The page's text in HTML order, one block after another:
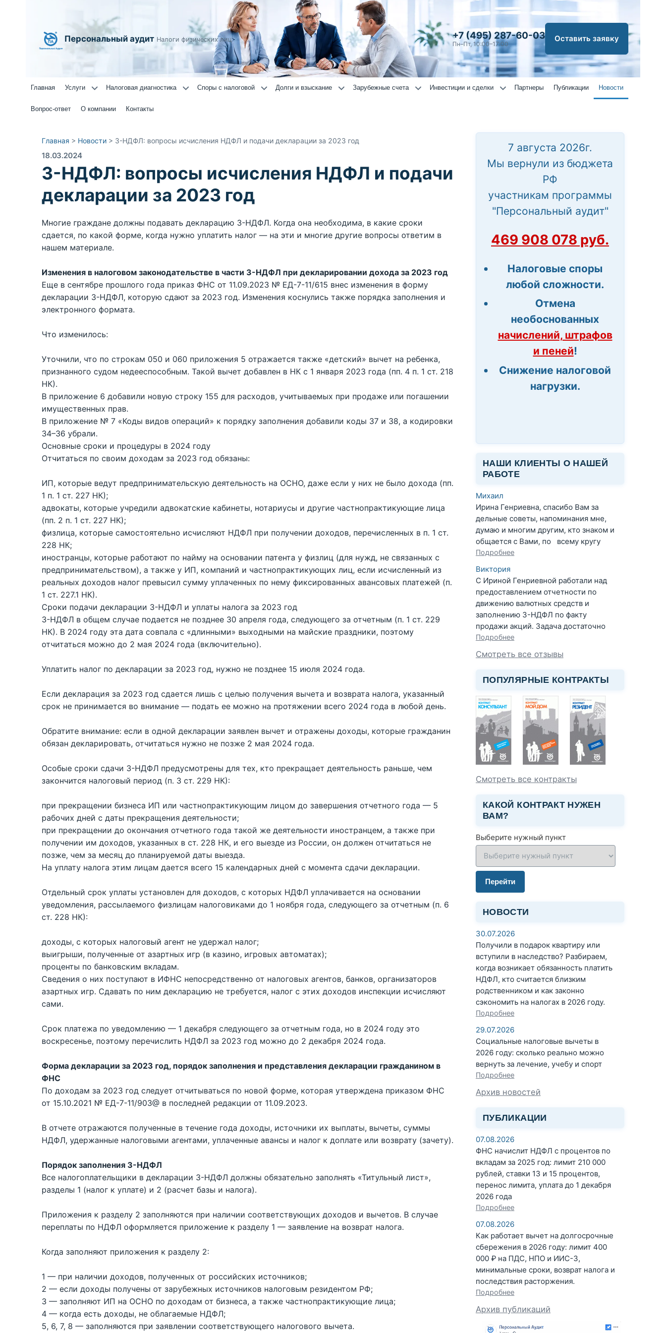
Персональный аудит Налоги физических лиц +7 (495) 287-60-03
Пн–Пт, 10:00–17:00
Оставить заявку
Главная Услуги Налоговая диагностика Споры с налоговой Долги и взыскание Зарубежные счета Инвестиции и сделки Партнеры Публикации Новости
Вопрос-ответ О компании Контакты
Главная > Новости > 3-НДФЛ: вопросы исчисления НДФЛ и подачи декларации за 2023 год
18.03.2024
3-НДФЛ: вопросы исчисления НДФЛ и подачи
декларации за 2023 год
Многие граждане должны подавать декларацию 3-НДФЛ. Когда она необходима, в какие сроки
сдается, по какой форме, когда нужно уплатить налог — на эти и многие другие вопросы ответим в
нашем материале.
Изменения в налоговом законодательстве в части 3-НДФЛ при декларировании дохода за 2023 год
Еще в сентябре прошлого года приказ ФНС от 11.09.2023 № ЕД-7-11/615 внес изменения в форму
декларации 3-НДФЛ, которую сдают за 2023 год. Изменения коснулись также порядка заполнения и
электронного формата.
Что изменилось:
Уточнили, что по строкам 050 и 060 приложения 5 отражается также «детский» вычет на ребенка,
признанного судом недееспособным. Такой вычет добавлен в НК с 1 января 2023 года (пп. 4 п. 1 ст. 218
НК).
В приложение 6 добавили новую строку 155 для расходов, учитываемых при продаже или погашении
имущественных прав.
В приложение № 7 «Коды видов операций» к порядку заполнения добавили коды 37 и 38, а кодировки
34–36 убрали.
Основные сроки и процедуры в 2024 году
Отчитаться по своим доходам за 2023 год обязаны:
ИП, которые ведут предпринимательскую деятельность на ОСНО, даже если у них не было дохода (пп.
1 п. 1 ст. 227 НК);
адвокаты, которые учредили адвокатские кабинеты, нотариусы и другие частнопрактикующие лица
(пп. 2 п. 1 ст. 227 НК);
физлица, которые самостоятельно исчисляют НДФЛ при получении доходов, перечисленных в п. 1 ст.
228 НК;
иностранцы, которые работают по найму на основании патента у физлиц (для нужд, не связанных с
предпринимательством), а также у ИП, компаний и частнопрактикующих лиц, если исчисленный из
реальных доходов налог превысил сумму уплаченных по нему фиксированных авансовых платежей (п.
1 ст. 227.1 НК).
Сроки подачи декларации 3-НДФЛ и уплаты налога за 2023 год
3-НДФЛ в общем случае подается не позднее 30 апреля года, следующего за отчетным (п. 1 ст. 229
НК). В 2024 году эта дата совпала с «длинными» выходными на майские праздники, поэтому
отчитаться можно до 2 мая 2024 года (включительно).
Уплатить налог по декларации за 2023 год, нужно не позднее 15 июля 2024 года.
Если декларация за 2023 год сдается лишь с целью получения вычета и возврата налога, указанный
срок не принимается во внимание — подать ее можно на протяжении всего 2024 года в любой день.
Обратите внимание: если в одной декларации заявлен вычет и отражены доходы, которые гражданин
обязан декларировать, отчитаться нужно не позже 2 мая 2024 года.
Особые сроки сдачи 3-НДФЛ предусмотрены для тех, кто прекращает деятельность раньше, чем
закончится налоговый период (п. 3 ст. 229 НК):
при прекращении бизнеса ИП или частнопрактикующим лицом до завершения отчетного года — 5
рабочих дней с даты прекращения деятельности;
при прекращении до окончания отчетного года такой же деятельности иностранцем, а также при
получении им доходов, указанных в ст. 228 НК, и его выезде из России, он должен отчитаться не
позже, чем за месяц до планируемой даты выезда.
На уплату налога этим лицам дается всего 15 календарных дней с момента сдачи декларации.
Отдельный срок уплаты установлен для доходов, с которых НДФЛ уплачивается на основании
уведомления, рассылаемого физлицам налоговиками до 1 ноября года, следующего за отчетным (п. 6
ст. 228 НК):
доходы, с которых налоговый агент не удержал налог;
выигрыши, полученные от азартных игр (в казино, игровых автоматах);
проценты по банковским вкладам.
Сведения о них поступают в ИФНС непосредственно от налоговых агентов, банков, организаторов
азартных игр. Сдавать по ним декларацию не требуется, налог с этих доходов инспекции исчисляют
сами.
Срок платежа по уведомлению — 1 декабря следующего за отчетным года, но в 2024 году это
воскресенье, поэтому перечислить НДФЛ за 2023 год можно до 2 декабря 2024 года.
Форма декларации за 2023 год, порядок заполнения и представления декларации гражданином в
ФНС
По доходам за 2023 год следует отчитываться по новой форме, которая утверждена приказом ФНС
от 15.10.2021 № ЕД-7-11/903@ в последней редакции от 11.09.2023.
В отчете отражаются полученные в течение года доходы, источники их выплаты, вычеты, суммы
НДФЛ, удержанные налоговыми агентами, уплаченные авансы и налог к доплате или возврату (зачету).
Порядок заполнения 3-НДФЛ
Все налогоплательщики в декларации 3-НДФЛ должны обязательно заполнять «Титульный лист»,
разделы 1 (налог к уплате) и 2 (расчет базы и налога).
Приложения к разделу 2 заполняются при наличии соответствующих доходов и вычетов. В случае
переплаты по НДФЛ оформляется приложение к разделу 1 — заявление на возврат налога.
Когда заполняют приложения к разделу 2:
1 — при наличии доходов, полученных от российских источников;
2 — если доходы получены от зарубежных источников налоговым резидентом РФ;
3 — заполняют ИП на ОСНО по доходам от бизнеса, а также частнопрактикующие лица;
4 — когда есть доходы, не облагаемые НДФЛ;
5, 6, 7, 8 — заполняются при заявлении соответствующего налогового вычета.
7 августа 2026г.
Мы вернули из бюджета
РФ
участникам программы
"Персональный аудит"
469 908 078 руб.
Налоговые споры
любой сложности.
Отмена
необоснованных
начислений, штрафов
и пеней!
Снижение налоговой
нагрузки.
НАШИ КЛИЕНТЫ О НАШЕЙ
РАБОТЕ
Михаил
Ирина Генриевна, спасибо Вам за
дельные советы, напоминания мне,
думаю и многим другим, кто знаком и
общается с Вами, по всему кругу
Подробнее
Виктория
С Ириной Генриевной работали над
предоставлением отчетности по
движению валютных средств и
заполнению 3-НДФЛ по факту
продажи акций. Задача достаточно
Подробнее
Смотреть все отзывы
ПОПУЛЯРНЫЕ КОНТРАКТЫ
Смотреть все контракты
КАКОЙ КОНТРАКТ НУЖЕН
ВАМ?
Выберите нужный пункт
Перейти
НОВОСТИ
30.07.2026
Получили в подарок квартиру или
вступили в наследство? Разбираем,
когда возникает обязанность платить
НДФЛ, кто считается близким
родственником и как законно
сэкономить на налогах в 2026 году.
Подробнее
29.07.2026
Социальные налоговые вычеты в
2026 году: сколько реально можно
вернуть за лечение, учебу и спорт
Подробнее
Архив новостей
ПУБЛИКАЦИИ
07.08.2026
ФНС начислит НДФЛ с процентов по
вкладам за 2025 год: лимит 210 000
рублей, ставки 13 и 15 процентов,
перенос лимита, уплата до 1 декабря
2026 года
Подробнее
07.08.2026
Как работает вычет на долгосрочные
сбережения в 2026 году: лимит 400
000 ₽ на ПДС, НПО и ИИС-3,
минимальные сроки, возврат налога и
последствия расторжения.
Подробнее
Архив публикаций